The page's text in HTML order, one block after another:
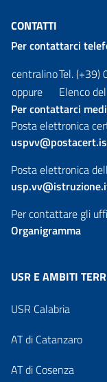
CONTATTI
Per contattarci
centralinoTel.
oppure
Elenco
Per contattarci
Posta elettronica
Posta elettronica
Per contattare gli
Organigramma
USR E AMBITI
USR Calabria
AT di Catanzaro
AT di Cosenza